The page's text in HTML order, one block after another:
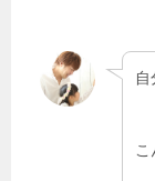
自
こ